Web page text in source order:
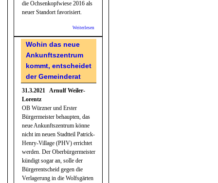
die Ochsenkopfwiese 2016 als
neuer Standort favorisiert.
Weiterlesen
Wohin das neue
Ankunftszentrum
kommt, entscheidet
der Gemeinderat
31.3.2021 Arnulf Weiler-
Lorentz
OB Würzner und Erster
Bürgermeister behaupten, das
neue Ankunftszentrum könne
nicht im neuen Stadtteil Patrick-
Henry-Village (PHV) errichtet
werden. Der Oberbürgermeister
kündigt sogar an, solle der
Bürgerentscheid gegen die
Verlagerung in die Wolfsgärten